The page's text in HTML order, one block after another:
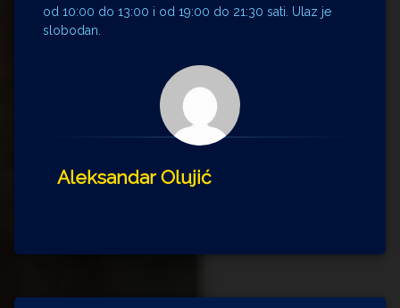
od 10:00 do 13:00 i od 19:00 do 21:30 sati. Ulaz je
slobodan.
Aleksandar Olujić